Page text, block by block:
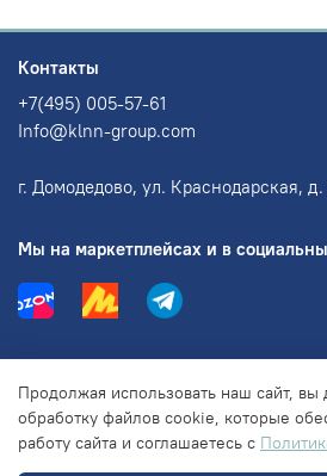
Информация
Правовая информация
Контакты
+7(495) 005-57-61
Info@klnn-group.com
г. Домодедово, ул. Краснодарская, д.
Мы на маркетплейсах и в
Продолжая использовать наш сайт, вы
обработку файлов cookie, которые
работу сайта и соглашаетесь с